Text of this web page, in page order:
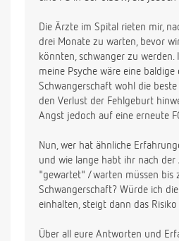
Die Ärzte im Spital rieten mir,
drei Monate zu warten, bevor
könnten, schwanger zu
meine Psyche wäre eine baldige
Schwangerschaft wohl die
den Verlust der Fehlgeburt
Angst jedoch auf eine erneute
Nun, wer hat ähnliche
und wie lange habt ihr nach der
"gewartet" /warten müssen bis
Schwangerschaft? Würde ich
einhalten, steigt dann das
Über all eure Antworten und